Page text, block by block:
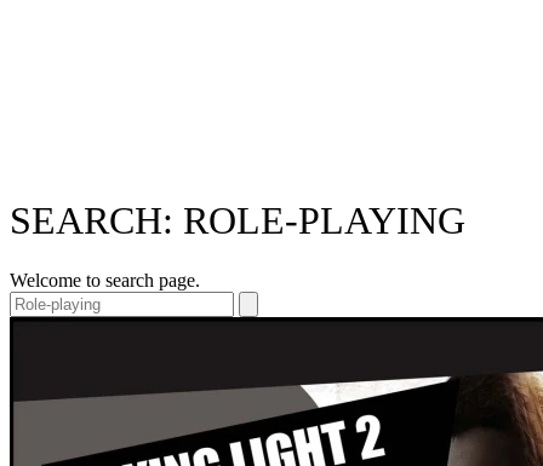
SEARCH: ROLE-PLAYING
Welcome to search page.